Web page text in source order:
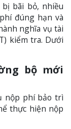
bị bãi bỏ, nhiều
đúng hạn và
nghĩa vụ tài
kiểm tra. Dưới
bộ mới
nộp phí bảo trì
thực hiện nộp